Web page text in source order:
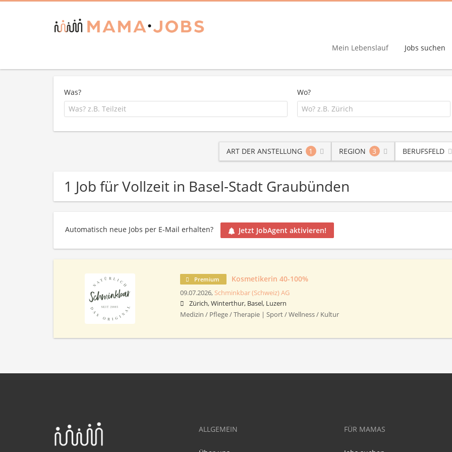
Mein Lebenslauf Jobs suchen
Was? Wo?
ART DER ANSTELLUNG 1 REGION 3 BERUFSFELD
1 Job für Vollzeit in Basel-Stadt Graubünden
Automatisch neue Jobs per E-Mail erhalten? Jetzt JobAgent aktivieren!
Premium Kosmetikerin 40-100%
09.07.2026, Schminkbar (Schweiz) AG
Zürich, Winterthur, Basel, Luzern
Medizin / Pflege / Therapie | Sport / Wellness / Kultur
ALLGEMEIN FÜR MAMAS